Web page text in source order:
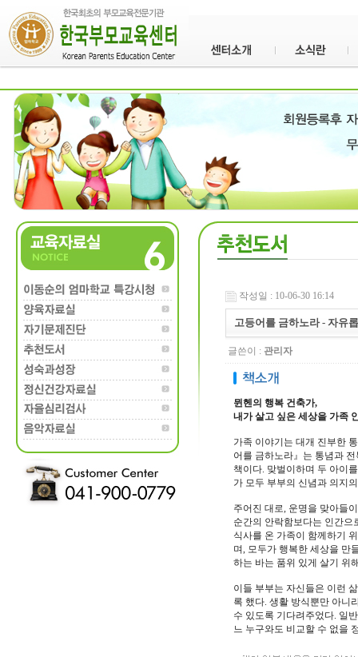
작성일 : 10-06-30 16:14
고등어를 금하노라 - 자유
글쓴이 : 관리자
뮌헨의 행복 건축가,
내가 살고 싶은 세상을 가족
가족 이야기는 대개 진부한
어를 금하노라』는 통념과
책이다. 맞벌이하며 두 아이
가 모두 부부의 신념과 의지
주어진 대로, 운명을 맞아들
순간의 안락함보다는 인간으
식사를 온 가족이 함께하기
며, 모두가 행복한 세상을 만
하는 바는 품위 있게 살기 위
이들 부부는 자신들은 이런
록 했다. 생활 방식뿐만 아니
수 있도록 기다려주었다. 일
느 누구와도 비교할 수 없을